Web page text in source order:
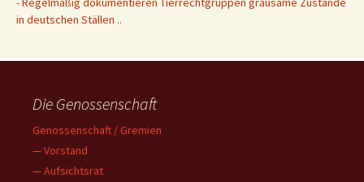
in deutschen Ställen ..
Die Genossenschaft
Genossenschaft / Gremien
— Vorstand
— Aufsichtsrat